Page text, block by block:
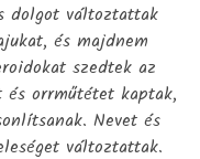
dolgot változtattak
és majdnem
szedtek az
orrműtétet kaptak,
Nevet és
változtattak.